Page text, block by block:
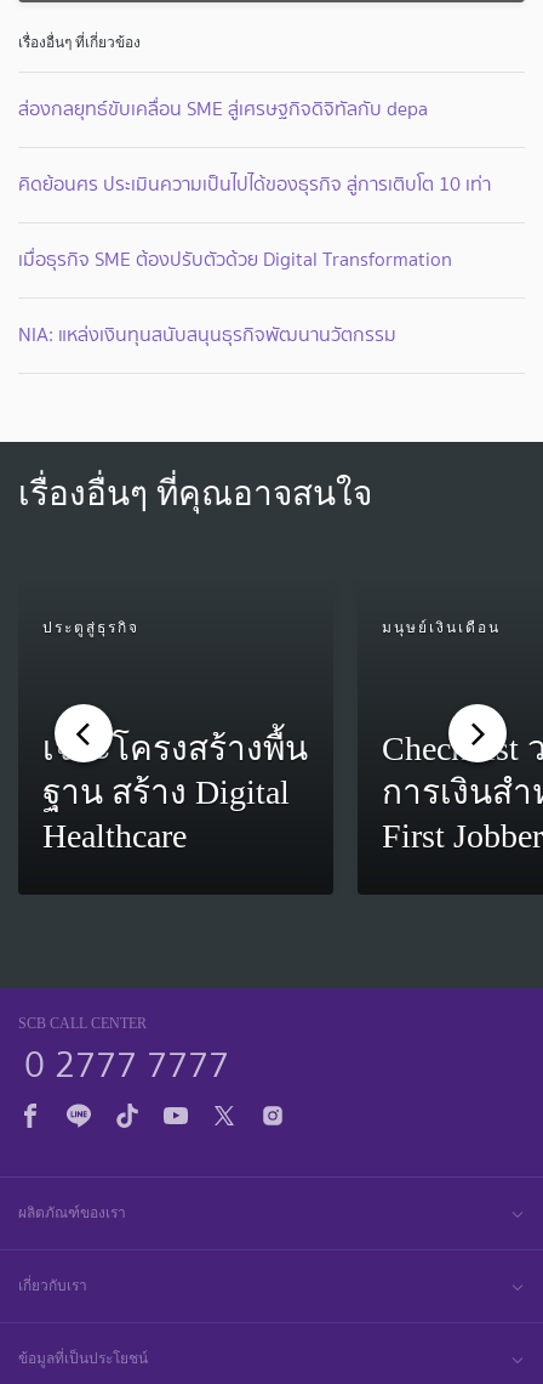
เรื่องอื่นๆ ที่เกี่ยวข้อง
ส่องกลยุทธ์ขับเคลื่อน SME สู่เศรษฐกิจดิจิทัลกับ depa
คิดย้อนศร ประเมินความเป็นไปได้ของธุรกิจ สู่การเติบโต 10 เท่า
เมื่อธุรกิจ SME ต้องปรับตัวด้วย Digital Transformation
NIA: แหล่งเงินทุนสนับสนุนธุรกิจพัฒนานวัตกรรม
เรื่องอื่นๆ ที่คุณอาจสนใจ
ประตูสู่ธุรกิจ
เจาะโครงสร้างพื้น
ฐาน สร้าง Digital
Healthcare
มนุษย์เงินเดือน
Check list
การเงินส
First Jobber
SCB CALL CENTER
0 2777 7777
ผลิตภัณฑ์ของเรา
เกี่ยวกับเรา
ข้อมูลที่เป็นประโยชน์